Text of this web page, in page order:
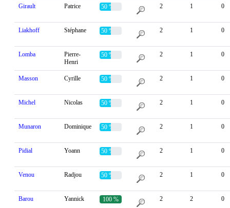
Girault Patrice 50 % 2 1 0
Liakhoff Stéphane 50 % 2 1 0
Lomba
Pierre-
Henri
50 % 2 1 0
Masson Cyrille 50 % 2 1 0
Michel Nicolas 50 % 2 1 0
Munaron Dominique 50 % 2 1 0
Pidial Yoann 50 % 2 1 0
Venou Radjou 50 % 2 1 0
Barou Yannick 100 % 2 2 0